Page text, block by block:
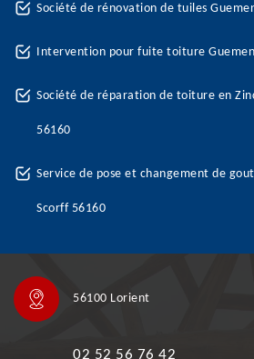
Société de rénovation de tuiles
Intervention pour fuite toiture
Société de réparation de toiture en
56160
Service de pose et changement de
Scorff 56160
56100 Lorient
02 52 56 76 42